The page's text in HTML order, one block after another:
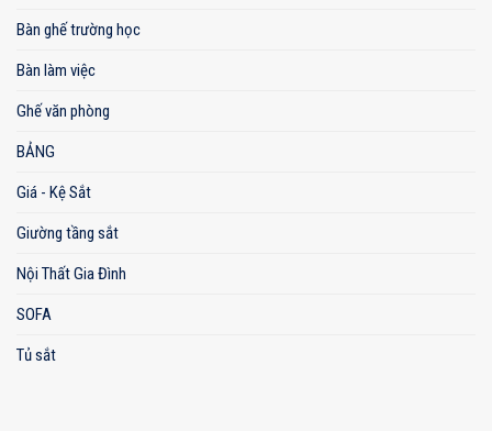
Bàn ghế trường học
Bàn làm việc
Ghế văn phòng
BẢNG
Giá - Kệ Sắt
Giường tầng sắt
Nội Thất Gia Đình
SOFA
Tủ sắt